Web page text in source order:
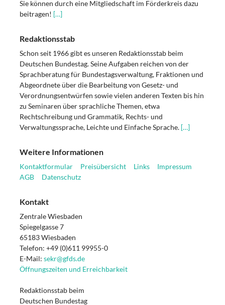
Sie können durch eine Mitgliedschaft im Förderkreis dazu
beitragen! […]
Redaktionsstab
Schon seit 1966 gibt es unseren Redaktionsstab beim
Deutschen Bundestag. Seine Aufgaben reichen von der
Sprachberatung für Bundestagsverwaltung, Fraktionen und
Abgeordnete über die Bearbeitung von Gesetz- und
Verordnungsentwürfen sowie vielen anderen Texten bis hin
zu Seminaren über sprachliche Themen, etwa
Rechtschreibung und Grammatik, Rechts- und
Verwaltungssprache, Leichte und Einfache Sprache. […]
Weitere Informationen
Kontaktformular Preisübersicht Links
Impressum
AGB
Datenschutz
Kontakt
Zentrale Wiesbaden
Spiegelgasse 7
65183 Wiesbaden
Telefon: +49 (0)611 99955-0
E-Mail: sekr@gfds.de
Öffnungszeiten und Erreichbarkeit
Redaktionsstab beim
Deutschen Bundestag